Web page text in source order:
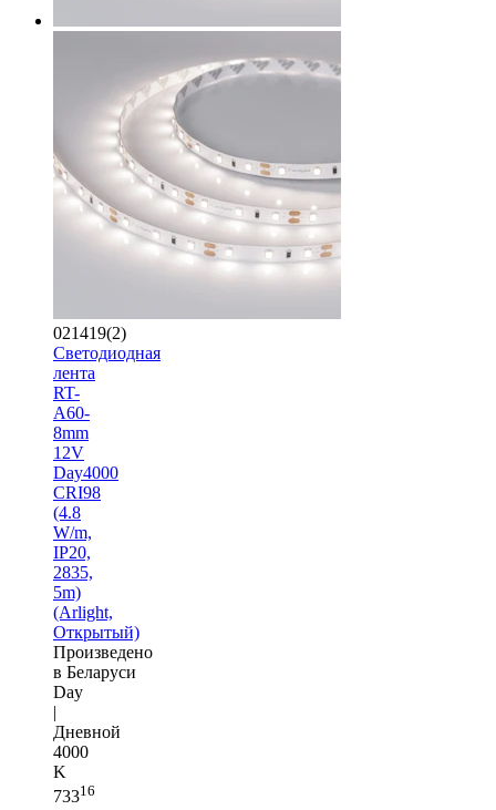
021419(2)
Светодиодная
лента
RT-
A60-
8mm
12V
Day4000
CRI98
(4.8
W/m,
IP20,
2835,
5m)
(Arlight,
Открытый)
Произведено
в Беларуси
Day
|
Дневной
4000
K
73316